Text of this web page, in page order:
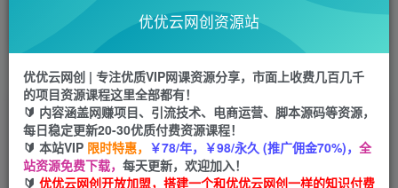
站长V：hu91275
推荐
首页 中创网 正文
（5575期）2023短视频-社群3.0，人人都可以成
为新媒体-导演 (包含内部社群直播课全套)
优优云网创 关注 私信
优优云网创资源站
优优云网创 | 专注优质VIP网课资源分享，市面上收费几百几千
的项目资源课程这里全部都有！
🔰 内容涵盖网赚项目、引流技术、电商运营、脚本源码等资源，
每日稳定更新20-30优质付费资源课程！
🔰 本站VIP 限时特惠， ￥78/年，￥98/永久 (推广佣金70%)， 全
站资源免费下载， 每天更新，欢迎加入！
🔰 优优云网创开放加盟，搭建一个和优优云网创一样的知识付费